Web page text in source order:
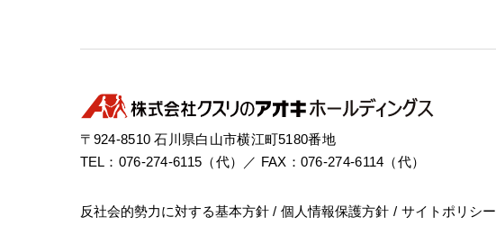
〒924-8510 石川県白山市横江町5180番地
TEL：076-274-6115（代）／ FAX：076-274-6114（代）
反社会的勢力に対する基本方針 個人情報保護方針 サイトポリシー